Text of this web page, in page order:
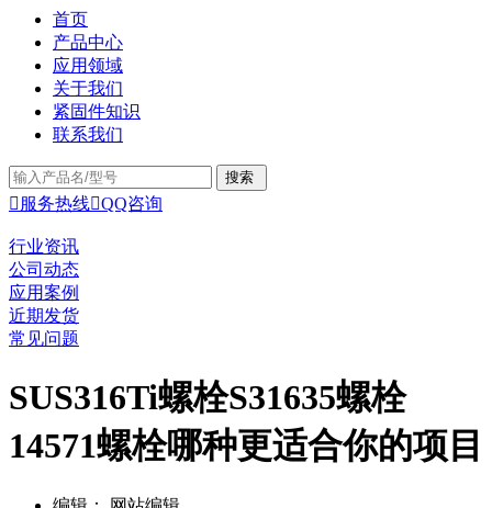
首页
产品中心
应用领域
关于我们
紧固件知识
联系我们
 服务热线QQ咨询
行业资讯
公司动态
应用案例
近期发货
常见问题
SUS316Ti螺栓S31635螺栓
14571螺栓哪种更适合你的项目